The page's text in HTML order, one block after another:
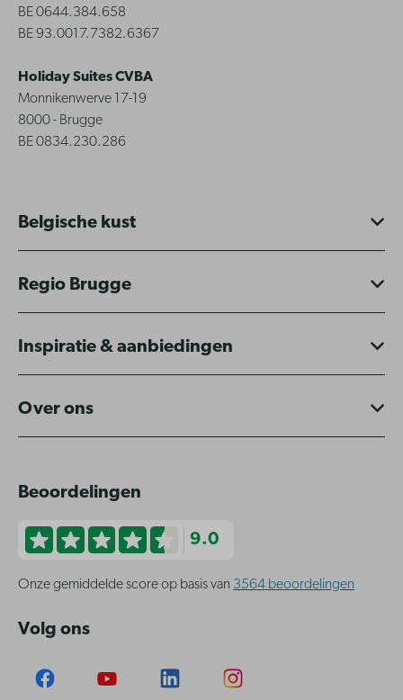
BE 0644.384.658
BE 93.0017.7382.6367
Holiday Suites CVBA
Monnikenwerve 17-19
8000 - Brugge
BE 0834.230.286
Belgische kust
Regio Brugge
Inspiratie & aanbiedingen
Over ons
Beoordelingen
9.0
Onze gemiddelde score op basis van 3564 beoordelingen
Volg ons